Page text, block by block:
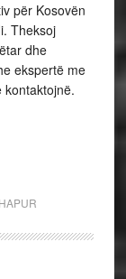
për Kosovën
Theksoj
dhe
ekspertë me
kontaktojnë.